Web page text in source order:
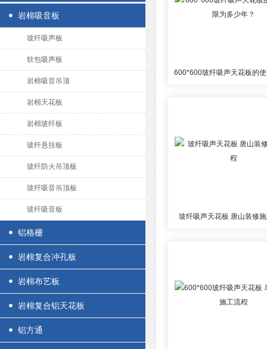
岩棉吸音板
玻纤吸声板
软包吸声板
岩棉吸音吊顶
岩棉天花板
岩棉玻纤板
玻纤悬挂板
玻纤防火吊顶板
玻纤吸音吊顶板
玻纤吸音板
铝格栅
岩棉复合冲孔板
岩棉布艺板
岩棉复合铝天花板
铝方通
玻纤吸声天花板 唐山装修